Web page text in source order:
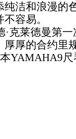
纯洁和浪漫的
容易。
莱德曼第一
厚厚的合约里
YAMAHA9尺